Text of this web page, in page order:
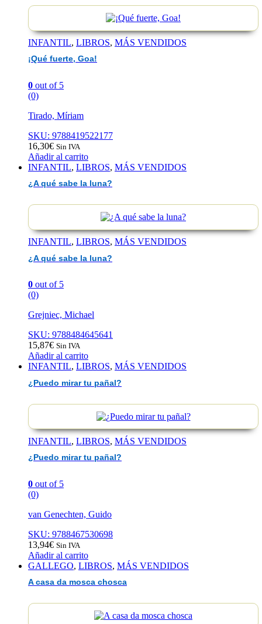
INFANTIL, LIBROS, MÁS VENDIDOS
¡Qué fuerte, Goa!
0 out of 5
(0)
Tirado, Míriam
SKU: 9788419522177
16,30€ Sin IVA
Añadir al carrito
INFANTIL, LIBROS, MÁS VENDIDOS
¿A qué sabe la luna?
INFANTIL, LIBROS, MÁS VENDIDOS
¿A qué sabe la luna?
0 out of 5
(0)
Grejniec, Michael
SKU: 9788484645641
15,87€ Sin IVA
Añadir al carrito
INFANTIL, LIBROS, MÁS VENDIDOS
¿Puedo mirar tu pañal?
INFANTIL, LIBROS, MÁS VENDIDOS
¿Puedo mirar tu pañal?
0 out of 5
(0)
van Genechten, Guido
SKU: 9788467530698
13,94€ Sin IVA
Añadir al carrito
GALLEGO, LIBROS, MÁS VENDIDOS
A casa da mosca chosca